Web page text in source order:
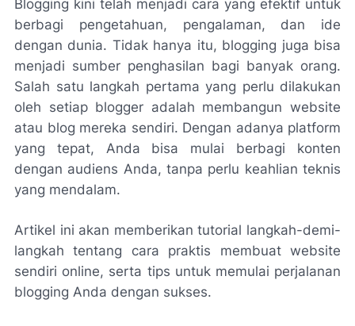
Blogging kini telah menjadi cara yang efektif untuk
berbagi pengetahuan, pengalaman, dan ide
dengan dunia. Tidak hanya itu, blogging juga bisa
menjadi sumber penghasilan bagi banyak orang.
Salah satu langkah pertama yang perlu dilakukan
oleh setiap blogger adalah membangun website
atau blog mereka sendiri. Dengan adanya platform
yang tepat, Anda bisa mulai berbagi konten
dengan audiens Anda, tanpa perlu keahlian teknis
yang mendalam.
Artikel ini akan memberikan tutorial langkah-demi-
langkah tentang cara praktis membuat website
sendiri online, serta tips untuk memulai perjalanan
blogging Anda dengan sukses.